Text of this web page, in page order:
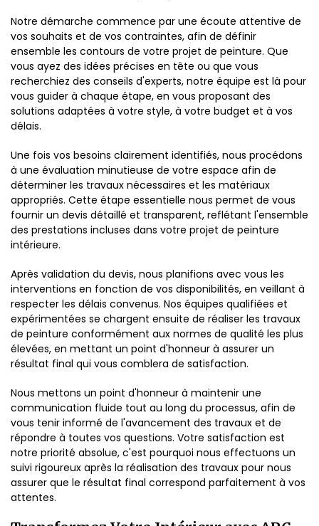
Notre démarche commence par une écoute attentive de
vos souhaits et de vos contraintes, afin de définir
ensemble les contours de votre projet de peinture. Que
vous ayez des idées précises en tête ou que vous
recherchiez des conseils d'experts, notre équipe est là pour
vous guider à chaque étape, en vous proposant des
solutions adaptées à votre style, à votre budget et à vos
délais.
Une fois vos besoins clairement identifiés, nous procédons
à une évaluation minutieuse de votre espace afin de
déterminer les travaux nécessaires et les matériaux
appropriés. Cette étape essentielle nous permet de vous
fournir un devis détaillé et transparent, reflétant l'ensemble
des prestations incluses dans votre projet de peinture
intérieure.
Après validation du devis, nous planifions avec vous les
interventions en fonction de vos disponibilités, en veillant à
respecter les délais convenus. Nos équipes qualifiées et
expérimentées se chargent ensuite de réaliser les travaux
de peinture conformément aux normes de qualité les plus
élevées, en mettant un point d'honneur à assurer un
résultat final qui vous comblera de satisfaction.
Nous mettons un point d'honneur à maintenir une
communication fluide tout au long du processus, afin de
vous tenir informé de l'avancement des travaux et de
répondre à toutes vos questions. Votre satisfaction est
notre priorité absolue, c'est pourquoi nous effectuons un
suivi rigoureux après la réalisation des travaux pour nous
assurer que le résultat final correspond parfaitement à vos
attentes.